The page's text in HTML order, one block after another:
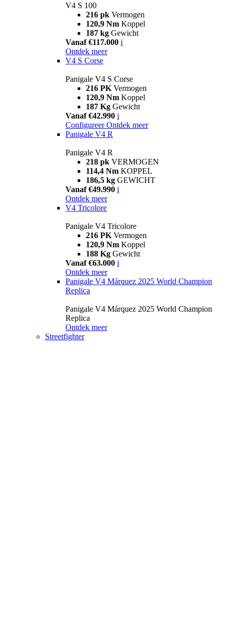
V4 S 100
216 pk Vermogen
120,9 Nm Koppel
187 kg Gewicht
Vanaf €117.000 i
Ontdek meer
V4 S Corse
Panigale V4 S Corse
216 PK Vermogen
120,9 Nm Koppel
187 Kg Gewicht
Vanaf €42.990 i
Configureer Ontdek meer
Panigale V4 R
Panigale V4 R
218 pk VERMOGEN
114,4 Nm KOPPEL
186,5 kg GEWICHT
Vanaf €49.990 i
Ontdek meer
V4 Tricolore
Panigale V4 Tricolore
216 PK Vermogen
120,9 Nm Koppel
188 Kg Gewicht
Vanaf €63.000 i
Ontdek meer
Panigale V4 Márquez 2025 World Champion
Replica
Panigale V4 Márquez 2025 World Champion
Replica
Ontdek meer
Streetfighter